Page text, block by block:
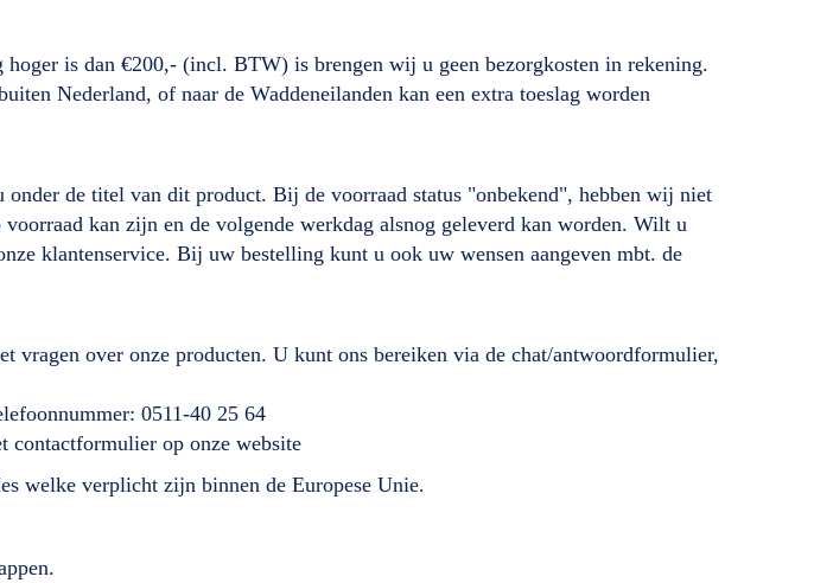
is dan €200,- (incl. BTW) is brengen wij u geen bezorgkosten in rekening.
Nederland, of naar de Waddeneilanden kan een extra toeslag worden
de titel van dit product. Bij de voorraad status "onbekend", hebben wij niet
kan zijn en de volgende werkdag alsnog geleverd kan worden. Wilt u
klantenservice. Bij uw bestelling kunt u ook uw wensen aangeven mbt. de
vragen over onze producten. U kunt ons bereiken via de chat/antwoordformulier,
0511-40 25 64
contactformulier op onze website
welke verplicht zijn binnen de Europese Unie.